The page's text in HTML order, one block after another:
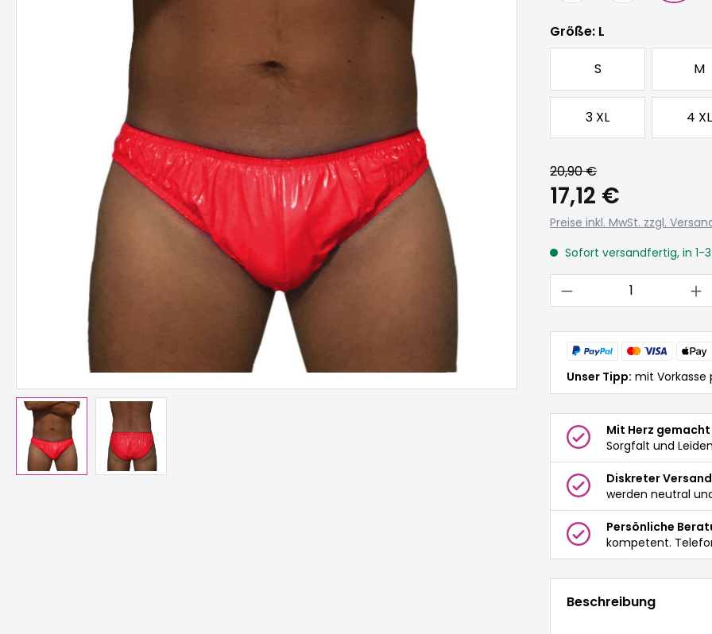
Größeauswählen
: L
S M
3 XL 4 XL
20,90 €
17,12 €
Preise inkl. MwSt. zzgl.
Sofort versandfertig, in 1-
Produkt
Unser Tipp: mit Vorkasse
Mit Herz gemacht
Sorgfalt und
Diskreter Versand
werden neutral
Persönliche
kompetent.
Beschreibung